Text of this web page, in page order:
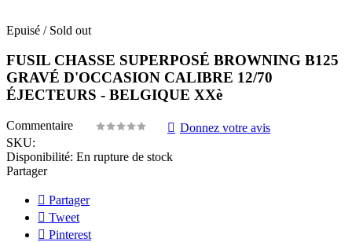
Epuisé / Sold out
FUSIL CHASSE SUPERPOSÉ BROWNING B125
GRAVÉ D'OCCASION CALIBRE 12/70
ÉJECTEURS - BELGIQUE XXè
Commentaire
Donnez votre avis
SKU:
Disponibilité: En rupture de stock
Partager
Partager
Tweet
Pinterest